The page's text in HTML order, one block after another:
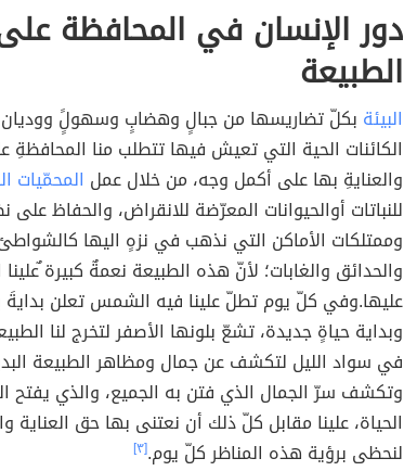
دور الإنسان في المحافظة
الطبيعة
البيئة بكلّ تضاريسها من جبالٍ وهضابٍ وسهولًٍ
الكائنات الحية التي تعيش فيها تتطلب منا المحافظةِ
والعنايةِ بها على أكمل وجه، من خلال عمل المحمّيات
للنباتات أوالحيوانات المعرّضة للانقراض، والحفاظ على
وممتلكات الأماكن التي نذهب في نزهٍ اليها
والحدائق والغابات؛ لأنّ هذه الطبيعة نعمةٌ كبيرة
عليها.وفي كلّ يوم تطلّ علينا فيه الشمس تعلن
وبداية حياةٍ جديدة، تشعّ بلونها الأصفر لتخرج لنا
في سواد الليل لتكشف عن جمال ومظاهر الطبيعة
وتكشف سرّ الجمال الذي فتن به الجميع، والذي يفتح
الحياة، علينا مقابل كلّ ذلك أن نعتنى بها حق العناية
لنحظى برؤية هذه المناظر كلّ يوم.[٣]